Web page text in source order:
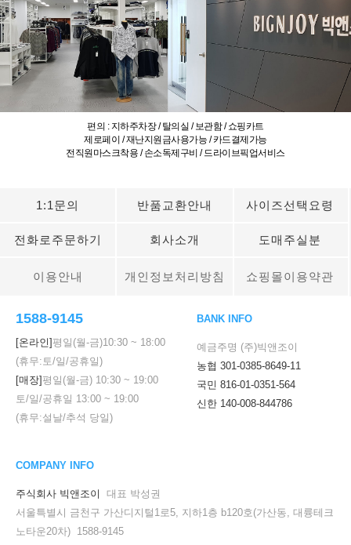
편의 : 지하주차장 / 탈의실 / 보관함 / 쇼핑카트
제로페이 / 재난지원금사용가능 / 카드결제가능
전직원마스크착용 / 손소독제구비 / 드라이브픽업서비스
1:1문의 반품교환안내 사이즈선택요령
전화로주문하기 회사소개 도매주실분
이용안내 개인정보처리방침 쇼핑몰이용약관
1588-9145
[온라인]평일(월-금)10:30 ~ 18:00
(휴무:토/일/공휴일)
[매장]평일(월-금) 10:30 ~ 19:00
토/일/공휴일 13:00 ~ 19:00
(휴무:설날/추석 당일)
BANK INFO
예금주명 (주)빅앤조이
농협 301-0385-8649-11
국민 816-01-0351-564
신한 140-008-844786
COMPANY INFO
주식회사 빅앤조이
대표 박성권
서울특별시 금천구 가산디지털1로5, 지하1층 b120호(가산동, 대륭테크
노타운20차) 1588-9145